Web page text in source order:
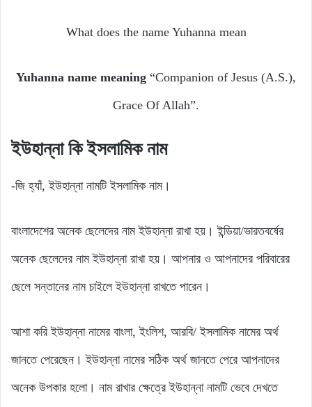
What does the name Yuhanna mean
Yuhanna name meaning “Companion of Jesus (A.S.),
Grace Of Allah”.
ইউহান্নাকিইসলামিকনাম
-জি হ্যাঁ, ইউহান্না নামটি ইসলামিক নাম।
বাংলাদেশের অনেক ছেলেদের নাম ইউহান্না রাখা হয়। ইন্ডিয়া/ভারতবর্ষের
অনেক ছেলেদের নাম ইউহান্না রাখা হয়। আপনার ও আপনাদের পরিবারের
ছেলে সন্তানের নাম চাইলে ইউহান্না রাখতে পারেন।
আশা করি ইউহান্না নামের বাংলা, ইংলিশ, আরবি/ ইসলামিক নামের অর্থ
জানতে পেরেছেন। ইউহান্না নামের সঠিক অর্থ জানতে পেরে আপনাদের
অনেক উপকার হলো। নাম রাখার ক্ষেত্রে ইউহান্না নামটি ভেবে দেখতে